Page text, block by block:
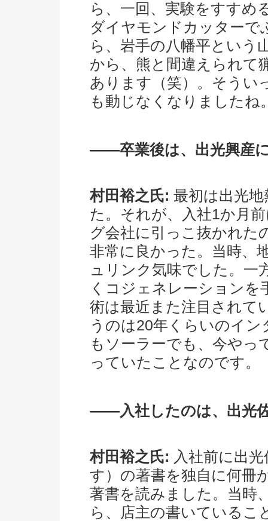
ら、一回、実験をすすめ
ダイヤモンドカッターで
ら、岩手の八幡平という
から、熊と間違えられて
あります（笑）。そうい
も動じなくなりましたね
――卒業後は、出光興産
村田裕之氏: 最初は出光
た。それが、入社1か月
グ会社に引っこ抜かれた
非常に良かった。当時、
ュリンク気味でした。一
くコジェネレーション
術は最近また注目されて
うのは20年くらいのイ
もソーラーでも、今やっ
っていたことなのです。
――入社したのは、出光
村田裕之氏: 入社前に出
す）の著書を独自に何冊
著書を読みました。当時
ら、店主の書いているこ